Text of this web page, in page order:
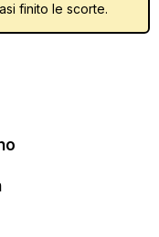
finito le scorte.